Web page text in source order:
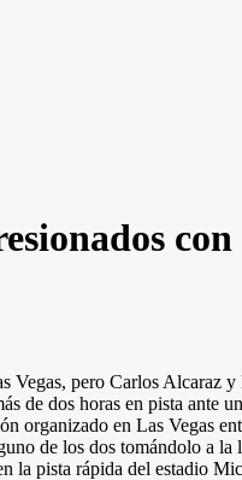
con
pero Carlos Alcaraz
de dos horas en pista ante
organizado en Las Vegas
de los dos tomándolo a la
la pista rápida del estadio